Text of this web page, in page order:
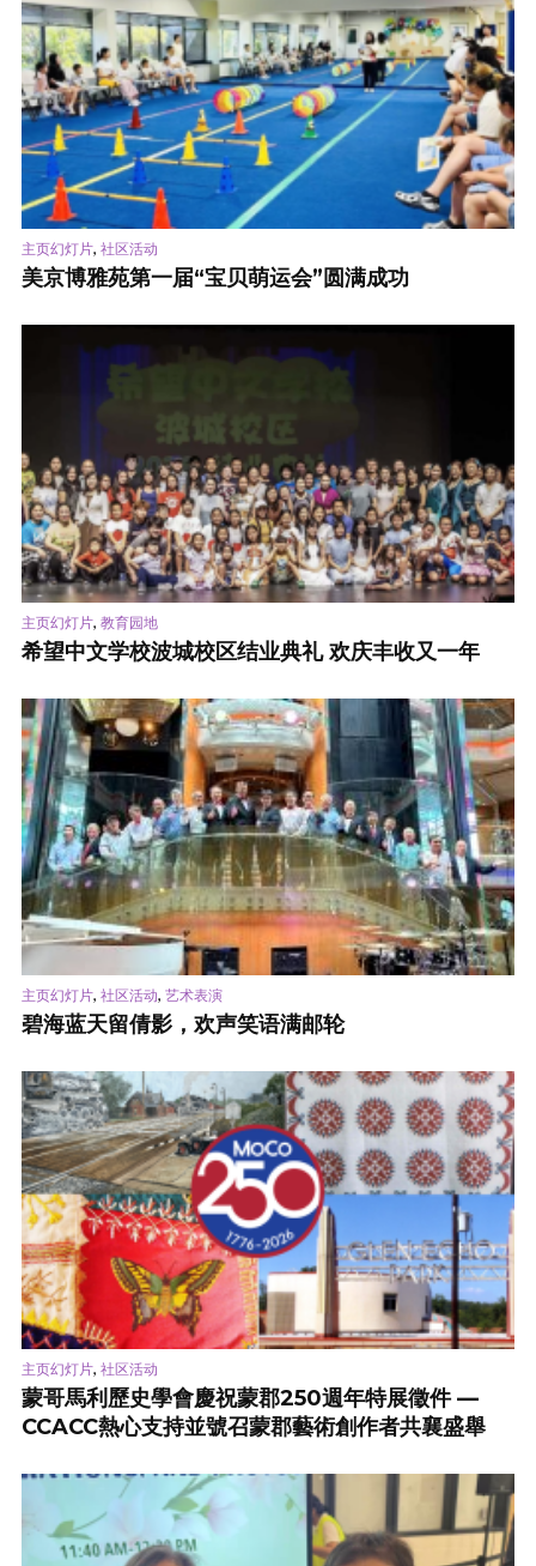
主页幻灯片, 社区活动
美京博雅苑第一届“宝贝萌运会”圆满成功
主页幻灯片, 教育园地
希望中文学校波城校区结业典礼 欢庆丰收又一年
主页幻灯片, 社区活动, 艺术表演
碧海蓝天留倩影，欢声笑语满邮轮
主页幻灯片, 社区活动
蒙哥馬利歷史學會慶祝蒙郡250週年特展徵件 —
CCACC熱心支持並號召蒙郡藝術創作者共襄盛舉